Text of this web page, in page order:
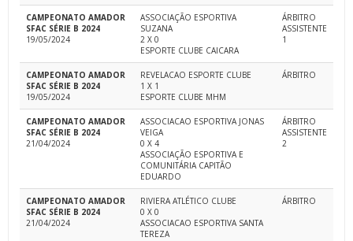
CAMPEONATO AMADOR
SFAC SÉRIE B 2024
19/05/2024
ASSOCIAÇÃO ESPORTIVA
SUZANA
2 X 0
ESPORTE CLUBE CAICARA
ÁRBITRO
ASSISTENTE
1
CAMPEONATO AMADOR
SFAC SÉRIE B 2024
19/05/2024
REVELACAO ESPORTE CLUBE
1 X 1
ESPORTE CLUBE MHM
ÁRBITRO
CAMPEONATO AMADOR
SFAC SÉRIE B 2024
21/04/2024
ASSOCIACAO ESPORTIVA JONAS
VEIGA
0 X 4
ASSOCIAÇÃO ESPORTIVA E
COMUNITÁRIA CAPITÃO
EDUARDO
ÁRBITRO
ASSISTENTE
2
CAMPEONATO AMADOR
SFAC SÉRIE B 2024
21/04/2024
RIVIERA ATLÉTICO CLUBE
0 X 0
ASSOCIACAO ESPORTIVA SANTA
TEREZA
ÁRBITRO